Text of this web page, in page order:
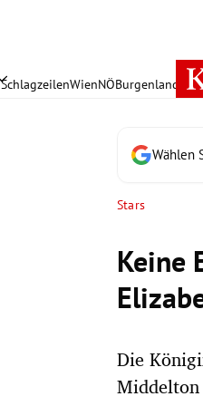
SchlagzeilenWienNÖBurgenland
Wählen
Stars
Keine
Die